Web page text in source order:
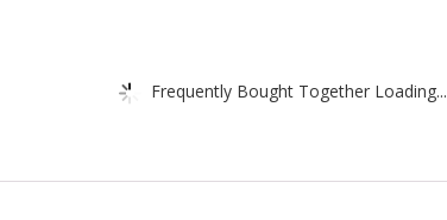
Frequently Bought Together Loading...